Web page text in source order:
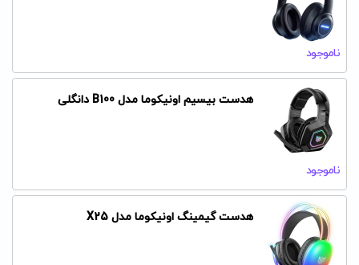
ناموجود
هدست بیسیم اونیکوما مدل B100 دانگلی
ناموجود
هدست گیمینگ اونیکوما مدل X25